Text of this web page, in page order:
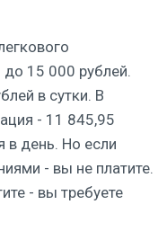
15 000 рублей.
в сутки. В
- 11 845,95
в день. Но если
- вы не платите.
- вы требуете